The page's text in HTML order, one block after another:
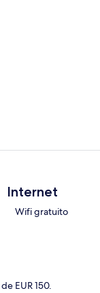
Internet
Wifi gratuito
de EUR 150.